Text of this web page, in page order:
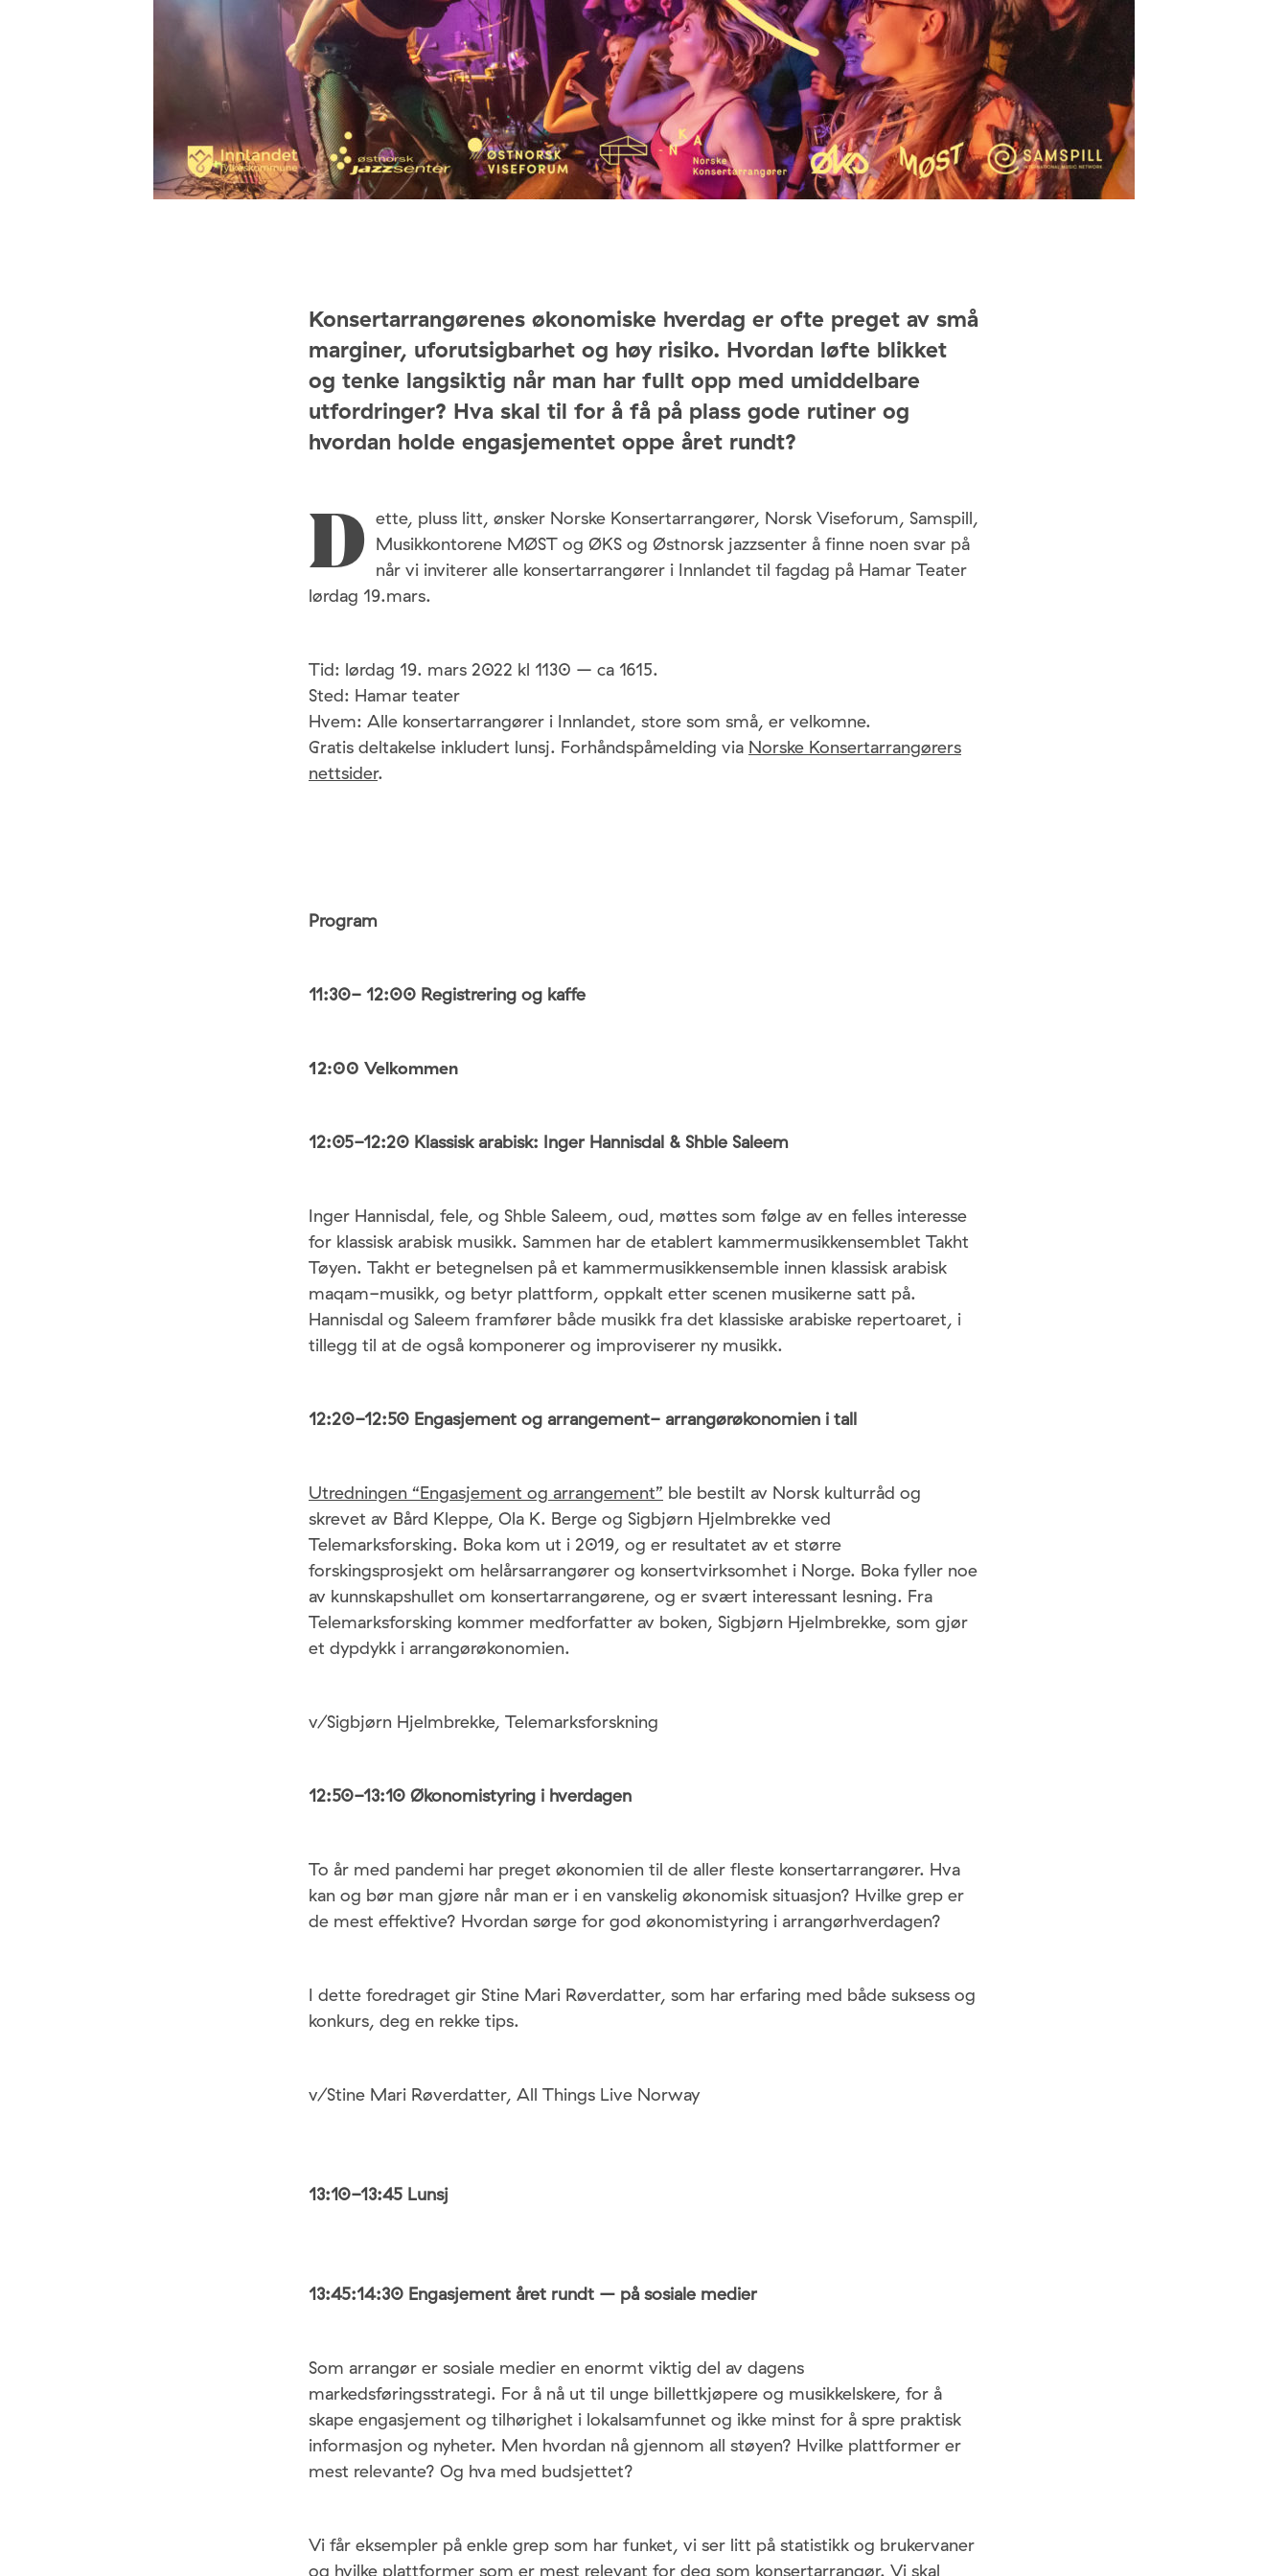
Konsertarrangørenes økonomiske hverdag er ofte preget av små
marginer, uforutsigbarhet og høy risiko. Hvordan løfte blikket
og tenke langsiktig når man har fullt opp med umiddelbare
utfordringer? Hva skal til for å få på plass gode rutiner og
hvordan holde engasjementet oppe året rundt?
D ette, pluss litt, ønsker Norske Konsertarrangører, Norsk Viseforum, Samspill,
Musikkontorene MØST og ØKS og Østnorsk jazzsenter å finne noen svar på
når vi inviterer alle konsertarrangører i Innlandet til fagdag på Hamar Teater
lørdag 19.mars.
Tid: lørdag 19. mars 2022 kl 1130 – ca 1615.
Sted: Hamar teater
Hvem: Alle konsertarrangører i Innlandet, store som små, er velkomne.
Gratis deltakelse inkludert lunsj. Forhåndspåmelding via Norske Konsertarrangørers
nettsider.
Program
11:30- 12:00 Registrering og kaffe
12:00 Velkommen
12:05-12:20 Klassisk arabisk: Inger Hannisdal & Shble Saleem
Inger Hannisdal, fele, og Shble Saleem, oud, møttes som følge av en felles interesse
for klassisk arabisk musikk. Sammen har de etablert kammermusikkensemblet Takht
Tøyen. Takht er betegnelsen på et kammermusikkensemble innen klassisk arabisk
maqam-musikk, og betyr plattform, oppkalt etter scenen musikerne satt på.
Hannisdal og Saleem framfører både musikk fra det klassiske arabiske repertoaret, i
tillegg til at de også komponerer og improviserer ny musikk.
12:20-12:50 Engasjement og arrangement- arrangørøkonomien i tall
Utredningen “Engasjement og arrangement” ble bestilt av Norsk kulturråd og
skrevet av Bård Kleppe, Ola K. Berge og Sigbjørn Hjelmbrekke ved
Telemarksforsking. Boka kom ut i 2019, og er resultatet av et større
forskingsprosjekt om helårsarrangører og konsertvirksomhet i Norge. Boka fyller noe
av kunnskapshullet om konsertarrangørene, og er svært interessant lesning. Fra
Telemarksforsking kommer medforfatter av boken, Sigbjørn Hjelmbrekke, som gjør
et dypdykk i arrangørøkonomien.
v/Sigbjørn Hjelmbrekke, Telemarksforskning
12:50-13:10 Økonomistyring i hverdagen
To år med pandemi har preget økonomien til de aller fleste konsertarrangører. Hva
kan og bør man gjøre når man er i en vanskelig økonomisk situasjon? Hvilke grep er
de mest effektive? Hvordan sørge for god økonomistyring i arrangørhverdagen?
I dette foredraget gir Stine Mari Røverdatter, som har erfaring med både suksess og
konkurs, deg en rekke tips.
v/Stine Mari Røverdatter, All Things Live Norway
13:10-13:45 Lunsj
13:45:14:30 Engasjement året rundt – på sosiale medier
Som arrangør er sosiale medier en enormt viktig del av dagens
markedsføringsstrategi. For å nå ut til unge billettkjøpere og musikkelskere, for å
skape engasjement og tilhørighet i lokalsamfunnet og ikke minst for å spre praktisk
informasjon og nyheter. Men hvordan nå gjennom all støyen? Hvilke plattformer er
mest relevante? Og hva med budsjettet?
Vi får eksempler på enkle grep som har funket, vi ser litt på statistikk og brukervaner
og hvilke plattformer som er mest relevant for deg som konsertarrangør. Vi skal